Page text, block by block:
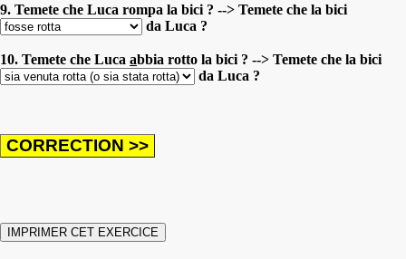
9. Temete che Luca rompa la bici ? --> Temete che la bici
da Luca ?
10. Temete che Luca abbia rotto la bici ? --> Temete che la bici
da Luca ?